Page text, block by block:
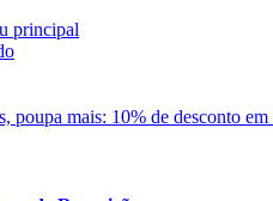
principal
poupa mais: 10% de desconto